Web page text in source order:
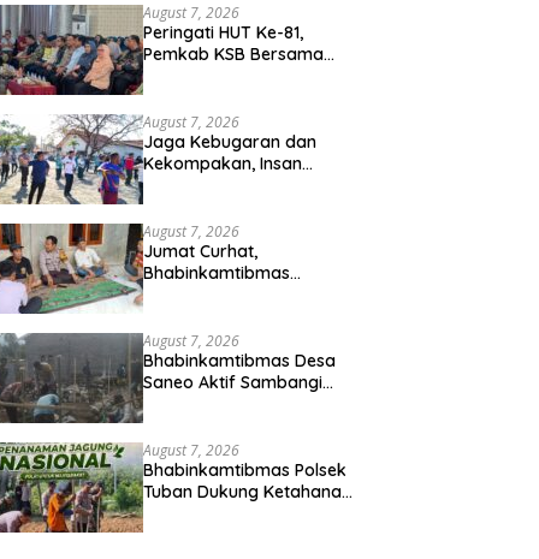
August 7, 2026
Peringati HUT Ke-81,
Pemkab KSB Bersama
Hari Pertama Kehidupan”
August 7, 2026
Jaga Kebugaran dan
Kekompakan, Insan
August 7, 2026
Jumat Curhat,
Bhabinkamtibmas
Narkoba Demi
Kamtibmas Kondusif
August 7, 2026
Bhabinkamtibmas Desa
Saneo Aktif Sambangi
Royong Jaga Kamtibmas
August 7, 2026
Bhabinkamtibmas Polsek
Tuban Dukung Ketahanan